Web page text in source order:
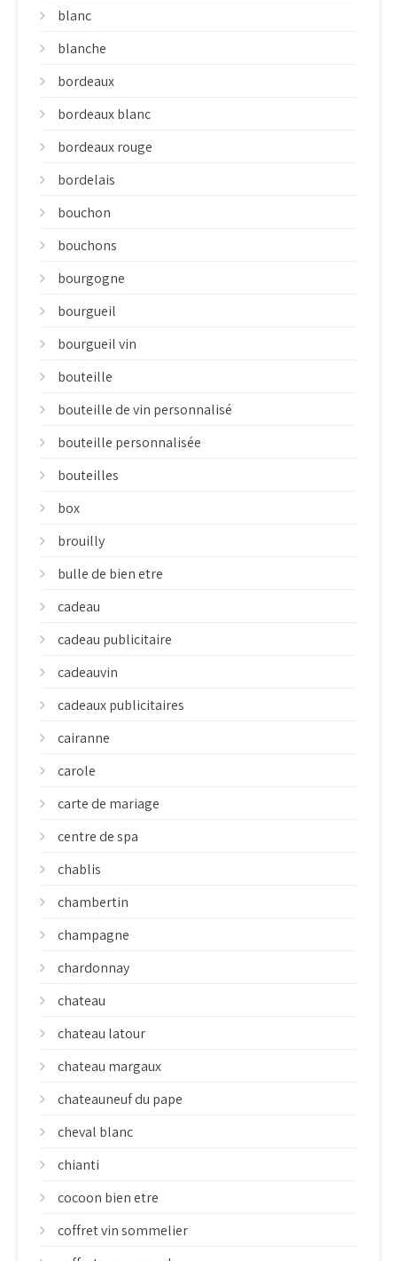
blanc
blanche
bordeaux
bordeaux blanc
bordeaux rouge
bordelais
bouchon
bouchons
bourgogne
bourgueil
bourgueil vin
bouteille
bouteille de vin personnalisé
bouteille personnalisée
bouteilles
box
brouilly
bulle de bien etre
cadeau
cadeau publicitaire
cadeauvin
cadeaux publicitaires
cairanne
carole
carte de mariage
centre de spa
chablis
chambertin
champagne
chardonnay
chateau
chateau latour
chateau margaux
chateauneuf du pape
cheval blanc
chianti
cocoon bien etre
coffret vin sommelier